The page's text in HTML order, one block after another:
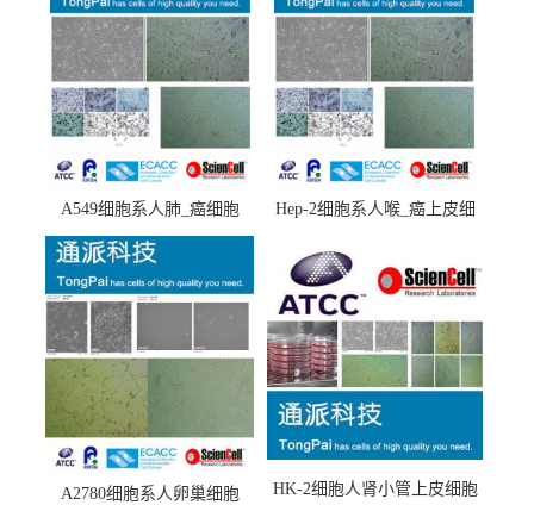
A549细胞系人肺_癌细胞
(A549细胞)
Hep-2细胞系人喉_癌上皮细
A2780细胞系人卵巢细胞
HK-2细胞人肾小管上皮细胞